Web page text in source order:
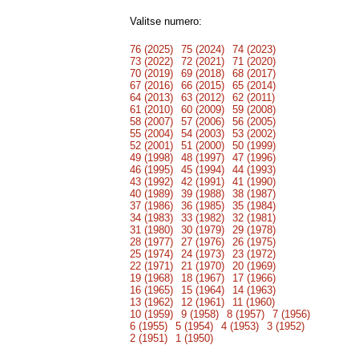
Valitse numero:
76 (2025) 75 (2024)
74 (2023)
73 (2022)
72 (2021)
71 (2020)
70 (2019)
69 (2018)
68 (2017)
67 (2016)
66 (2015)
65 (2014)
64 (2013)
63 (2012)
62 (2011)
61 (2010)
60 (2009)
59 (2008)
58 (2007)
57 (2006)
56 (2005)
55 (2004)
54 (2003)
53 (2002)
52 (2001)
51 (2000)
50 (1999)
49 (1998)
48 (1997)
47 (1996)
46 (1995)
45 (1994)
44 (1993)
43 (1992)
42 (1991)
41 (1990)
40 (1989)
39 (1988)
38 (1987)
37 (1986)
36 (1985)
35 (1984)
34 (1983)
33 (1982)
32 (1981)
31 (1980)
30 (1979)
29 (1978)
28 (1977)
27 (1976)
26 (1975)
25 (1974)
24 (1973)
23 (1972)
22 (1971)
21 (1970)
20 (1969)
19 (1968)
18 (1967)
17 (1966)
16 (1965)
15 (1964)
14 (1963)
13 (1962)
12 (1961)
11 (1960)
10 (1959)
9 (1958) 8 (1957)
7 (1956)
6 (1955)
5 (1954) 4 (1953)
3 (1952)
2 (1951)
1 (1950)